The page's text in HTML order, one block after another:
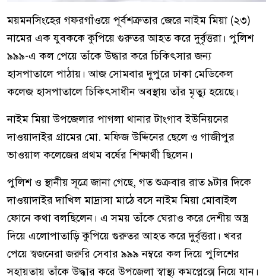
ময়মনসিংহের গফরগাঁওয়ে পূর্বশত্রুতার জেরে নাইম মিয়া (২৩)
নামের এক যুবককে কুপিয়ে গুরুতর আহত করে দুর্বৃত্তরা। পুলিশ
৯৯৯-এ কল পেয়ে তাঁকে উদ্ধার করে চিকিৎসার জন্য
হাসপাতালে পাঠায়। আজ সোমবার দুপুরে ঢাকা মেডিকেল
কলেজ হাসপাতালে চিকিৎসাধীন অবস্থায় তাঁর মৃত্যু হয়েছে।
নাইম মিয়া উপজেলার পাগলা থানার টাংগাব ইউনিয়নের
দাওয়াদাইর গ্রামের মো. মফিজ উদ্দিনের ছেলে ও গাজীপুর
ভাওয়াল কলেজের প্রথম বর্ষের শিক্ষার্থী ছিলেন।
পুলিশ ও স্থানীয় সূত্রে জানা গেছে, গত শুক্রবার রাত ৯টার দিকে
দাওয়াদাইর দাখিল মাদ্রাসা মাঠে বসে নাইম মিয়া মোবাইল
ফোনে কথা বলছিলেন। এ সময় তাঁকে ঘেরাও করে দেশীয় অস্ত্র
দিয়ে এলোপাতাড়ি কুপিয়ে গুরুতর আহত করে দুর্বৃত্তরা। খবর
পেয়ে স্বজনেরা জরুরি সেবার ৯৯৯ নম্বরে কল দিয়ে পুলিশের
সহায়তায় তাঁকে উদ্ধার করে উপজেলা স্বাস্থ্য কমপ্লেক্সে নিয়ে যান।